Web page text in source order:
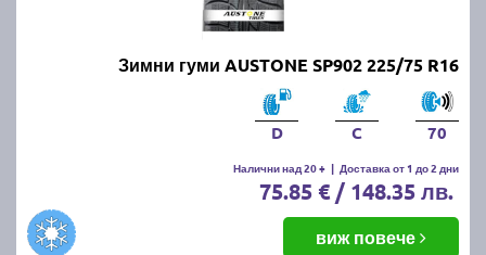
Зимни гуми AUSTONE SP902 225/75 R16
D C 70
Налични над 20 + | Доставка от 1 до 2 дни
75.85 € / 148.35 лв.
виж повече